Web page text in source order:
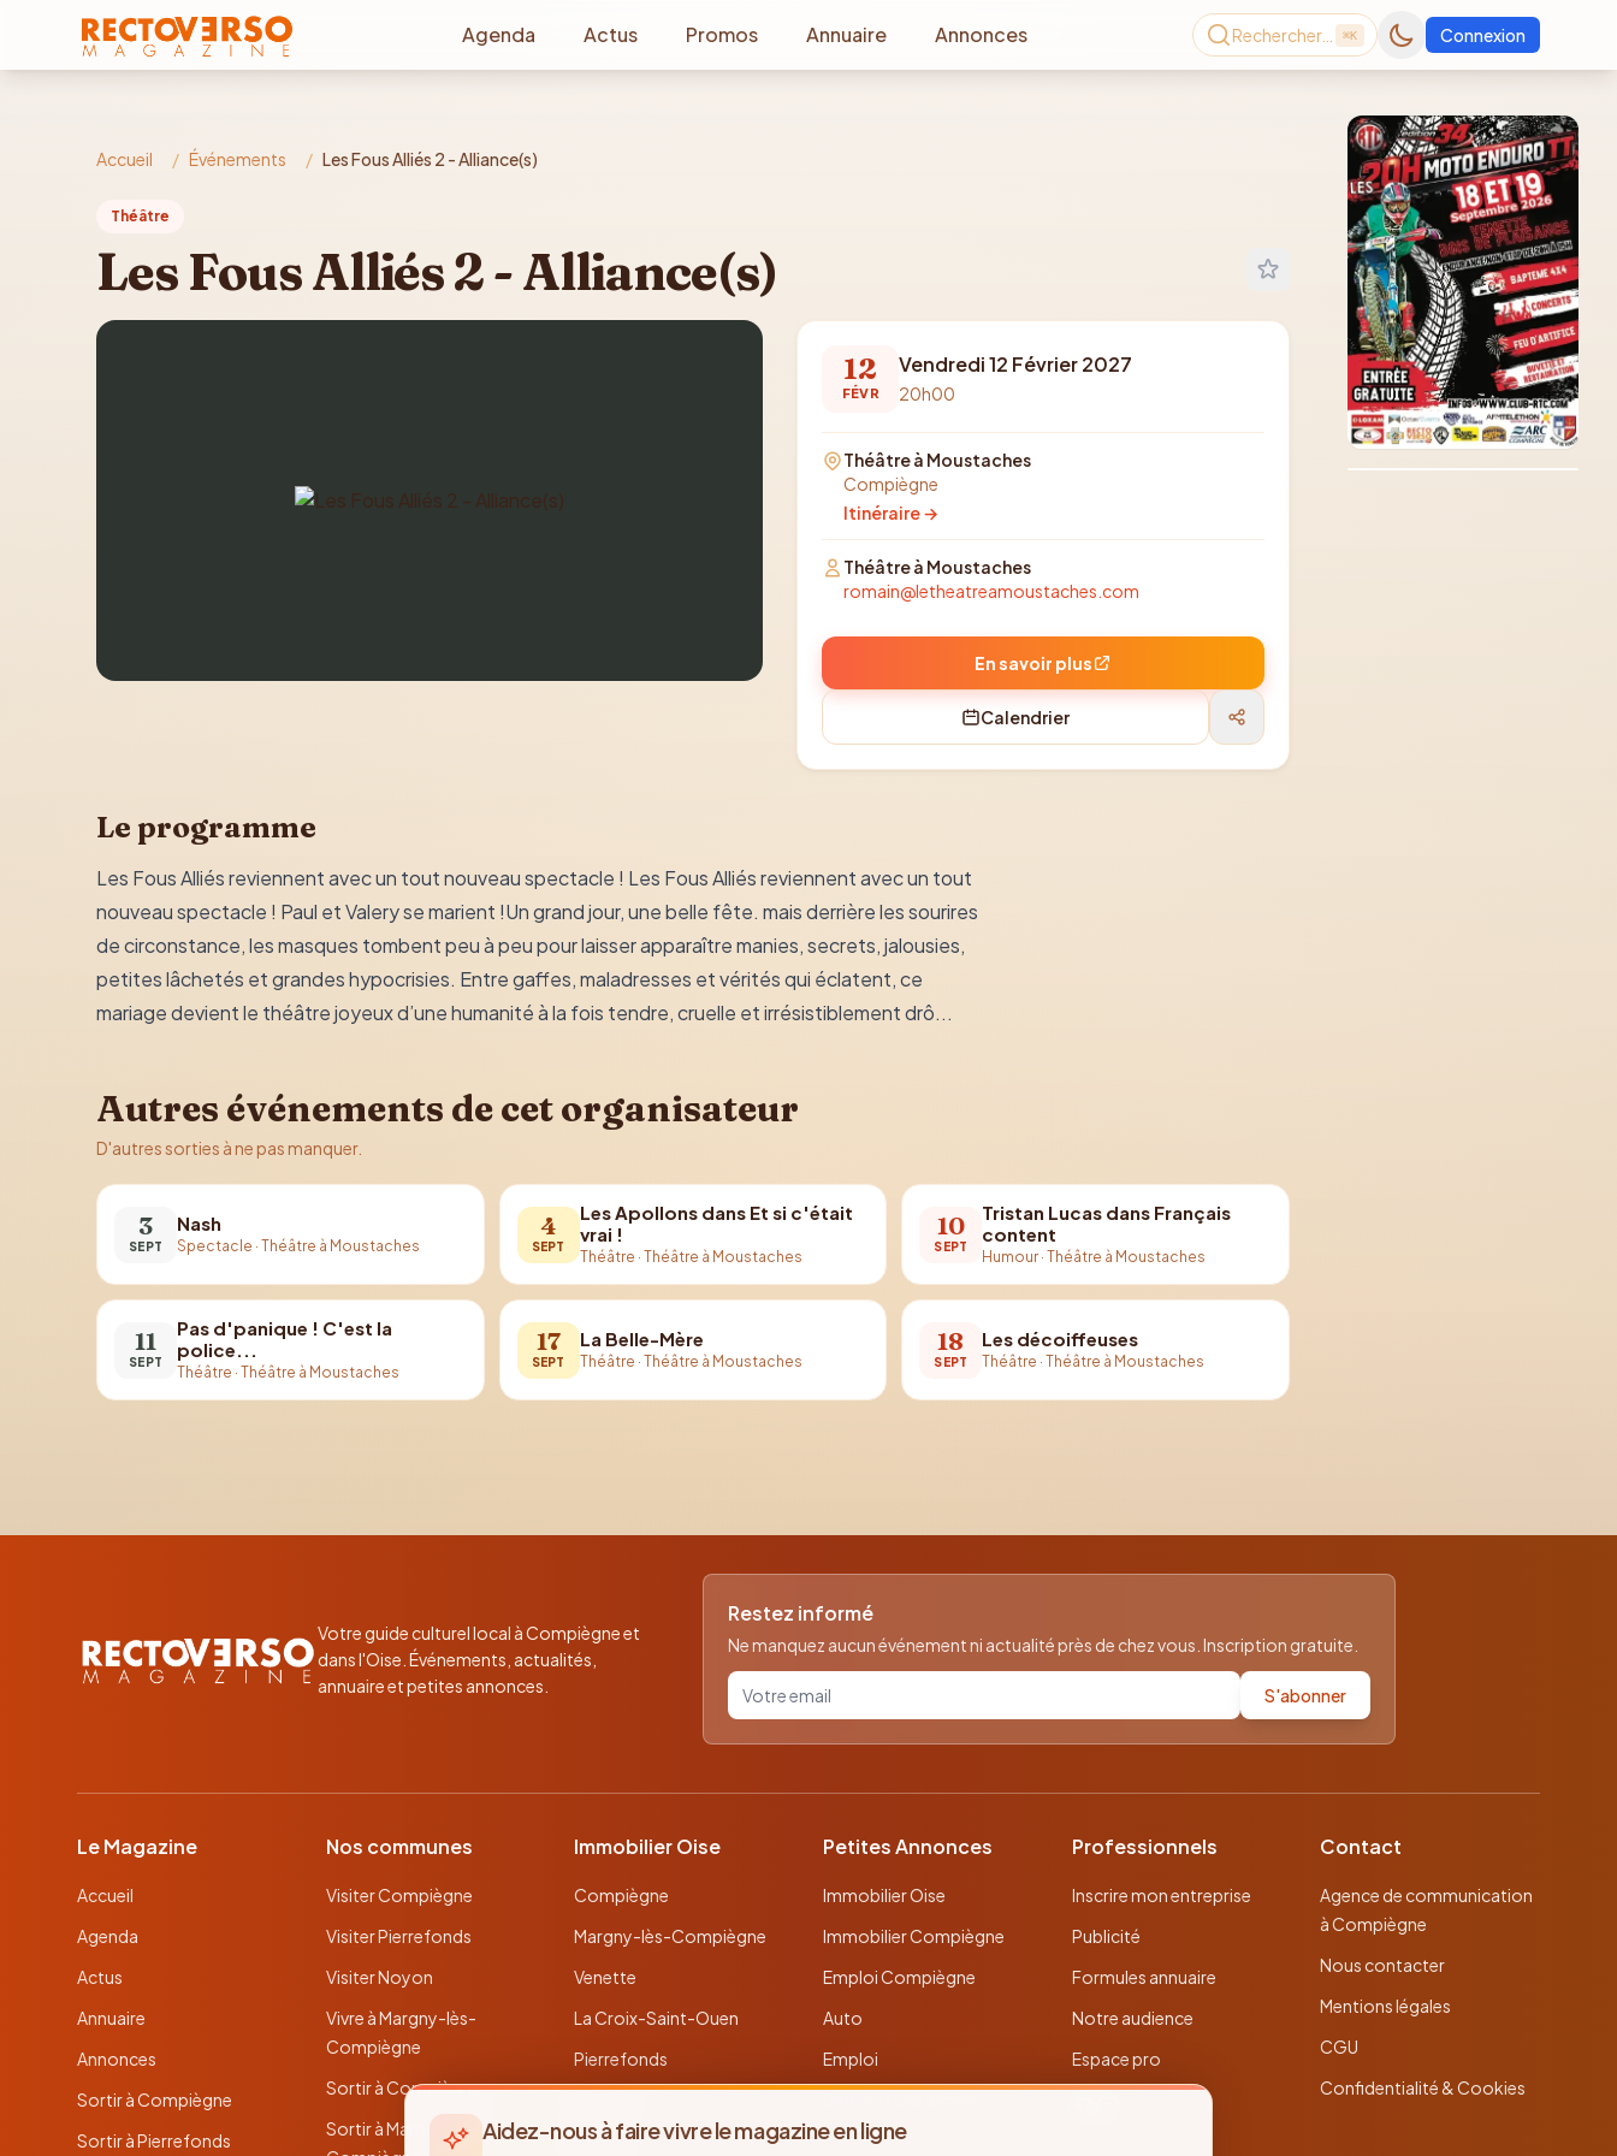
Aller au contenu principal
Agenda
Actus Promos Annuaire Annonces Rechercher… ⌘K Connexion
Accueil / Événements / Les Fous Alliés 2 - Alliance(s)
Théâtre
Les Fous Alliés 2 - Alliance(s)
12
FÉVR
Vendredi 12 Février 2027
20h00
Théâtre à Moustaches
Compiègne
Itinéraire →
Théâtre à Moustaches
romain@letheatreamoustaches.com
En savoir plus
Calendrier
Le programme
Les Fous Alliés reviennent avec un tout nouveau spectacle ! Les Fous Alliés reviennent avec un tout
nouveau spectacle ! Paul et Valery se marient !Un grand jour, une belle fête. mais derrière les sourires
de circonstance, les masques tombent peu à peu pour laisser apparaître manies, secrets, jalousies,
petites lâchetés et grandes hypocrisies. Entre gaffes, maladresses et vérités qui éclatent, ce
mariage devient le théâtre joyeux d’une humanité à la fois tendre, cruelle et irrésistiblement drô...
Autres événements de cet organisateur
D'autres sorties à ne pas manquer.
3
SEPT
Nash
Spectacle · Théâtre à Moustaches
4
SEPT
Les Apollons dans Et si c'était
vrai !
Théâtre · Théâtre à Moustaches
10
SEPT
Tristan Lucas dans Français
content
Humour ·Théâtre à Moustaches
11
SEPT
Pas d'panique ! C'est la
police...
Théâtre · Théâtre à Moustaches
17
SEPT
La Belle-Mère
Théâtre · Théâtre à Moustaches
18
SEPT
Les décoiffeuses
Théâtre ·Théâtre à Moustaches
Consultez le dernier
magazine en ligne
Août2026
Votre guide culturel local à Compiègne et
dans l'Oise. Événements, actualités,
annuaire et petites annonces.
Restez informé
Ne manquez aucun événement ni actualité près de chez vous. Inscription gratuite.
Votre email pour la newsletter S'abonner
Le Magazine
Accueil
Agenda
Actus
Annuaire
Annonces
Sortir à Compiègne
Sortir à Pierrefonds
Nos communes
Visiter Compiègne
Visiter Pierrefonds
Visiter Noyon
Vivre à Margny-lès-
Compiègne
Sortir à Compiègne
Sortir à Margny-lès-
Immobilier Oise
Compiègne
Margny-lès-Compiègne
Venette
La Croix-Saint-Ouen
Pierrefonds
Noyon
Petites Annonces
Immobilier Oise
Immobilier Compiègne
Emploi Compiègne
Auto
Emploi
Toutes les annonces
Professionnels
Inscrire mon entreprise
Publicité
Formules annuaire
Notre audience
Espace pro
Contact
Agence de communication
à Compiègne
Nous contacter
Mentions légales
CGU
Confidentialité & Cookies
Aidez-nous à faire vivre le magazine en ligne